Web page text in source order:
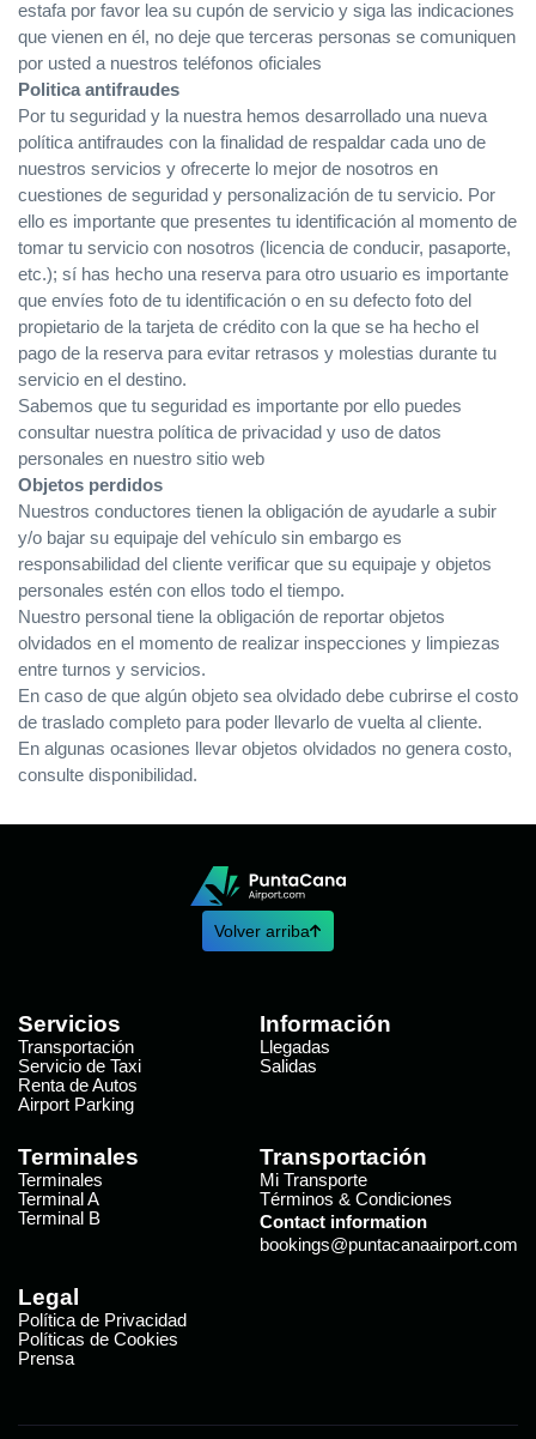
estafa por favor lea su cupón de servicio y siga las indicaciones
que vienen en él, no deje que terceras personas se comuniquen
por usted a nuestros teléfonos oficiales
Politica antifraudes
Por tu seguridad y la nuestra hemos desarrollado una nueva
política antifraudes con la finalidad de respaldar cada uno de
nuestros servicios y ofrecerte lo mejor de nosotros en
cuestiones de seguridad y personalización de tu servicio. Por
ello es importante que presentes tu identificación al momento de
tomar tu servicio con nosotros (licencia de conducir, pasaporte,
etc.); sí has hecho una reserva para otro usuario es importante
que envíes foto de tu identificación o en su defecto foto del
propietario de la tarjeta de crédito con la que se ha hecho el
pago de la reserva para evitar retrasos y molestias durante tu
servicio en el destino.
Sabemos que tu seguridad es importante por ello puedes
consultar nuestra política de privacidad y uso de datos
personales en nuestro sitio web
Objetos perdidos
Nuestros conductores tienen la obligación de ayudarle a subir
y/o bajar su equipaje del vehículo sin embargo es
responsabilidad del cliente verificar que su equipaje y objetos
personales estén con ellos todo el tiempo.
Nuestro personal tiene la obligación de reportar objetos
olvidados en el momento de realizar inspecciones y limpiezas
entre turnos y servicios.
En caso de que algún objeto sea olvidado debe cubrirse el costo
de traslado completo para poder llevarlo de vuelta al cliente.
En algunas ocasiones llevar objetos olvidados no genera costo,
consulte disponibilidad.
Volver arriba
Servicios
Transportación
Servicio de Taxi
Renta de Autos
Airport Parking
Información
Llegadas
Salidas
Terminales
Terminales
Terminal A
Terminal B
Transportación
Mi Transporte
Términos & Condiciones
Contact information
bookings@puntacanaairport.com
Legal
Política de Privacidad
Políticas de Cookies
Prensa